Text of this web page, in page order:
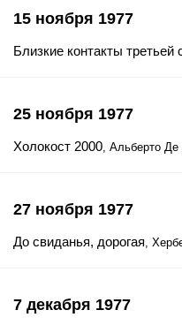
15 ноября 1977
Близкие контакты третьей
25 ноября 1977
Холокост 2000, Альберто Де
27 ноября 1977
До свиданья, дорогая,
7 декабря 1977